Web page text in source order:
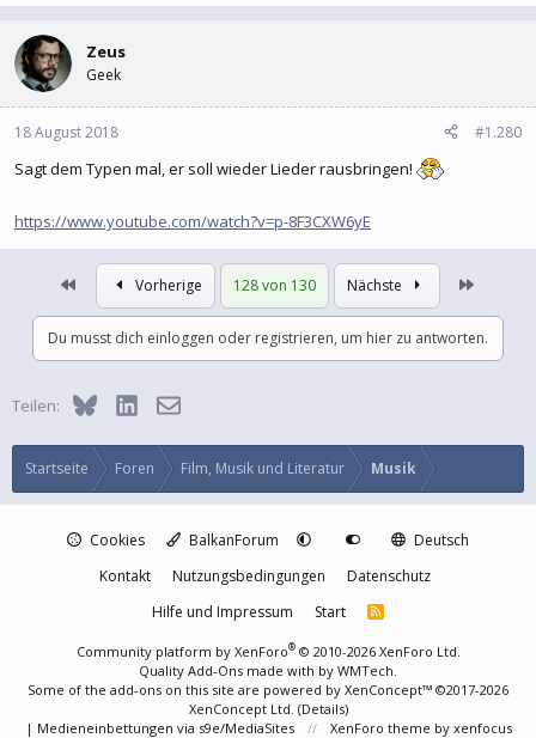
Zeus
Geek
18 August 2018 #1.280
Sagt dem Typen mal, er soll wieder Lieder rausbringen!
https://www.youtube.com/watch?v=p-8F3CXW6yE
Vorherige 128 von 130 Nächste
Du musst dich einloggen oder registrieren, um hier zu antworten.
Teilen: BlueskyLinkedInE-Mail
Startseite Foren Film, Musik und Literatur Musik
Cookies BalkanForum
Deutsch
Kontakt
Nutzungsbedingungen
Datenschutz
Hilfe und Impressum
Start
R
Community platform by XenForo® © 2010-2026 XenForo Ltd.
Quality Add-Ons made with by WMTech
Some of the add-ons on this site are powered by XenConcept™ ©2017-2026
XenConcept Ltd. (Details)
| Medieneinbettungen via s9e/MediaSites XenForo theme by xenfocus